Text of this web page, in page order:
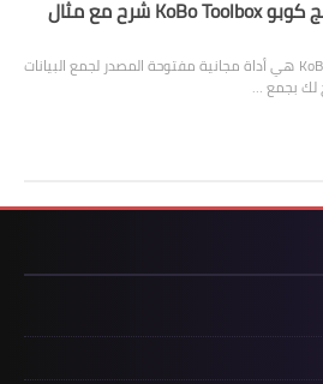
ما هو برنامج كوبو KoBo Toolbox شرح مع مثال
ما هو KoBo Toolbox ؟ KoBo Toolbox هي أداة مجانية مفتوحة المصدر لجمع البيانات
لك بجمع …